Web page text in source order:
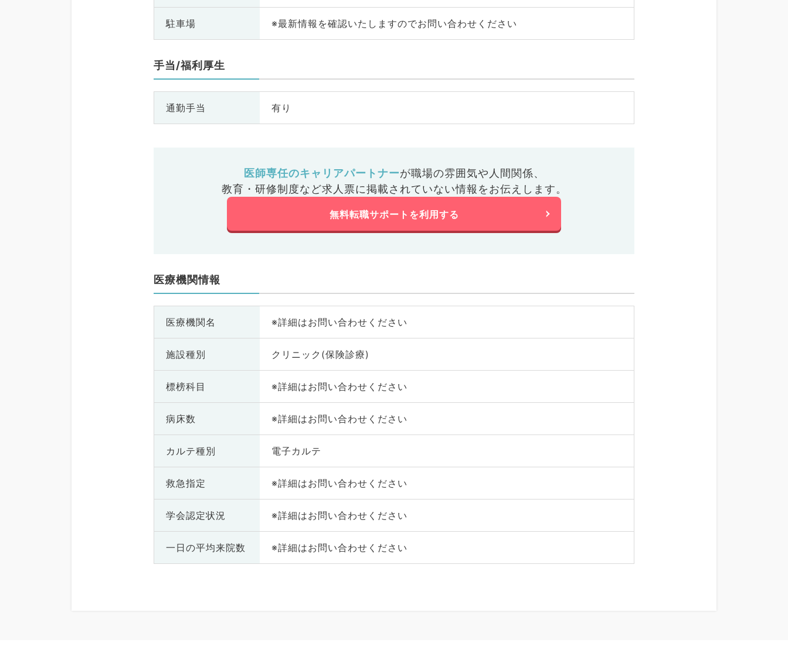
駐車場 ※最新情報を確認いたしますのでお問い合わせください
手当/福利厚生
通勤手当 有り
医師専任のキャリアパートナーが職場の雰囲気や人間関係、
教育・研修制度など求人票に掲載されていない情報をお伝えします。
無料転職サポートを利用する
医療機関情報
医療機関名 ※詳細はお問い合わせください
施設種別 クリニック(保険診療)
標榜科目 ※詳細はお問い合わせください
病床数 ※詳細はお問い合わせください
カルテ種別 電子カルテ
救急指定 ※詳細はお問い合わせください
学会認定状況 ※詳細はお問い合わせください
一日の平均来院数 ※詳細はお問い合わせください